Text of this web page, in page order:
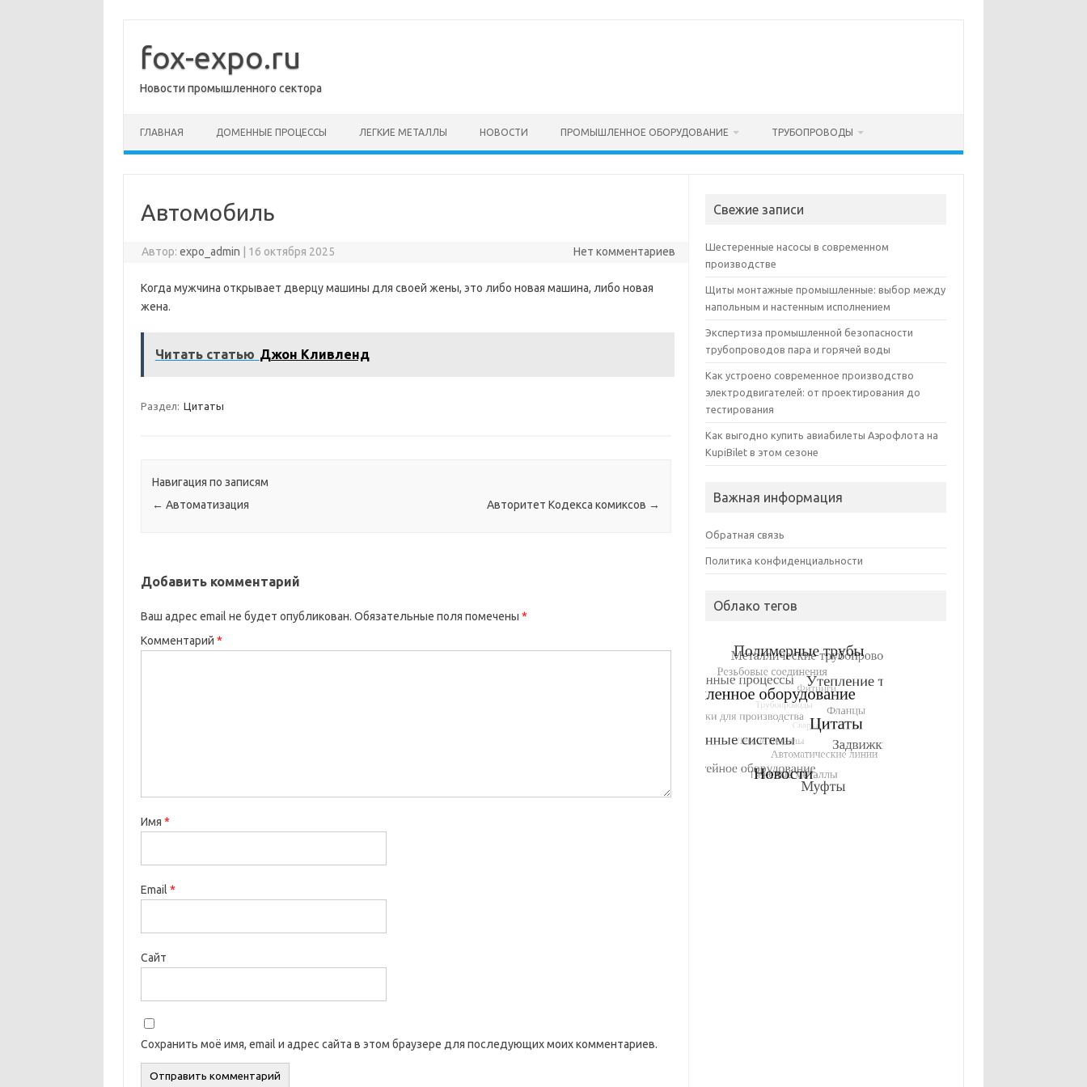
содержимому
fox-expo.ru
Новости промышленного сектора
ГЛАВНАЯ ДОМЕННЫЕ ПРОЦЕССЫ ЛЕГКИЕ МЕТАЛЛЫ НОВОСТИ ПРОМЫШЛЕННОЕ ОБОРУДОВАНИЕ ТРУБОПРОВОДЫ
Автомобиль
Автор:expo_admin 16 октября 2025 Нет комментариев
Когда мужчина открывает дверцу машины для своей жены, это либо новая машина, либо новая
жена.
Читать статью Джон Кливленд
Раздел: Цитаты
Навигация по записям
← Автоматизация Авторитет Кодекса комиксов →
Добавить комментарий
Ваш адрес email не будет опубликован. Обязательные поля помечены *
Комментарий *
Имя *
Email *
Сайт
Сохранить моё имя, email и адрес сайта в этом браузере для последующих моих комментариев.
Свежие записи
Шестеренные насосы в современном
производстве
Щиты монтажные промышленные: выбор между
напольным и настенным исполнением
Экспертиза промышленной безопасности
трубопроводов пара и горячей воды
Как устроено современное производство
электродвигателей: от проектирования до
тестирования
Как выгодно купить авиабилеты Аэрофлота на
KupiBilet в этом сезоне
Важная информация
Обратная связь
Политика конфиденциальности
Облако тегов